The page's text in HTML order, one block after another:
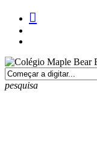
facebook
instagram
medium
pesquisa